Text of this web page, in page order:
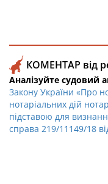
КОМЕНТАР від
Аналізуйте судовий
Закону України «Про
нотаріальних дій
підставою для
справа 219/11149/18